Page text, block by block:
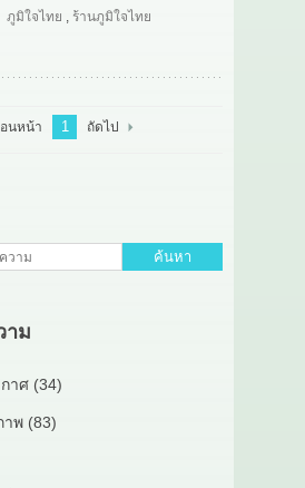
ภูมิใจไทย , ร้านภูมิใจไทย
นหน้า 1 ถัดไป
ค้นหา
าม
าศ (34)
พ (83)